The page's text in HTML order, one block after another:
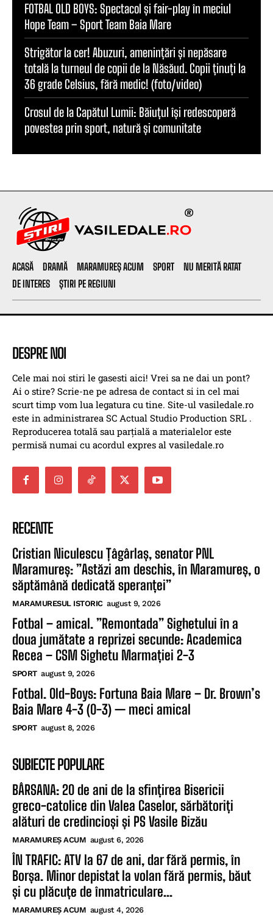
FOTBAL OLD BOYS: Spectacol și fair-play în meciul
Hope Team – Sport Team Baia Mare
Strigător la cer! Abuzuri, amenințări și nepăsare
totală la turneul de copii de la Năsăud. Copii ținuți la
36 grade Celsius, fără medic! (foto/video)
Crosul de la Capătul Lumii: Băiuțul își redescoperă
povestea prin sport, natură și comunitate
ACASĂ DRAMĂ MARAMUREȘ ACUM SPORT
NU MERITĂ RATAT
DE INTERES
ȘTIRI PE REGIUNI
DESPRE NOI
Cele mai noi stiri le gasesti aici! Vrei sa ne dai un pont?
Ai o stire? Scrie-ne pe adresa de contact si in cel mai
scurt timp vom lua legatura cu tine. Site-ul vasiledale.ro
este in administrarea SC Actual Studio Production SRL .
Reproducerea totală sau parțială a materialelor este
permisă numai cu acordul expres al vasiledale.ro
RECENTE
Cristian Niculescu Țâgârlaș, senator PNL
Maramureș: ”Astăzi am deschis, în Maramureș, o
săptămână dedicată speranței”
MARAMURESUL ISTORIC august 9, 2026
Fotbal – amical. ”Remontada” Sighetului în a
doua jumătate a reprizei secunde: Academica
Recea – CSM Sighetu Marmației 2-3
SPORT august 9, 2026
Fotbal. Old-Boys: Fortuna Baia Mare – Dr. Brown’s
Baia Mare 4-3 (0-3) — meci amical
SPORT august 8, 2026
SUBIECTE POPULARE
BÂRSANA: 20 de ani de la sfințirea Bisericii
greco-catolice din Valea Caselor, sărbătoriți
alături de credincioși și PS Vasile Bizău
MARAMUREȘ ACUM august 6, 2026
ÎN TRAFIC: ATV la 67 de ani, dar fără permis, în
Borșa. Minor depistat la volan fără permis, băut
și cu plăcuțe de înmatriculare...
MARAMUREȘ ACUM august 4, 2026